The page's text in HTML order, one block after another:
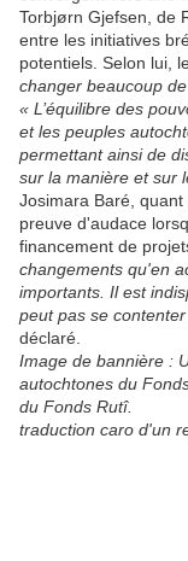
Torbjørn Gjefsen, de
entre les initiatives
potentiels. Selon lui,
changer beaucoup de
« L’équilibre des
et les peuples
permettant ainsi de
sur la manière et sur
Josimara Baré,
preuve d'audace
financement de
changements qu'en
importants. Il est
peut pas se
déclaré.
Image de bannière :
autochtones du
du Fonds Rutî.
traduction caro d'un